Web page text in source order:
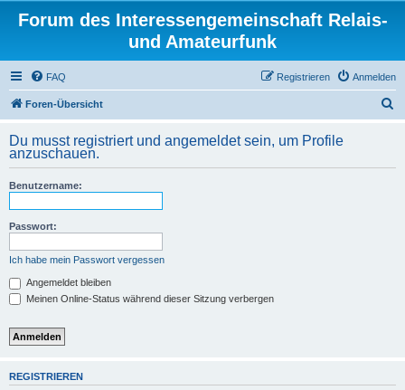
Forum des Interessengemeinschaft Relais-
und Amateurfunk
FAQ Anmelden
Registrieren
Foren-Übersicht
h
Du musst registriert und angemeldet sein, um Profile
anzuschauen.
Benutzername:
Passwort:
Ich habe mein Passwort vergessen
Angemeldet bleiben
Meinen Online-Status während dieser Sitzung verbergen
REGISTRIEREN